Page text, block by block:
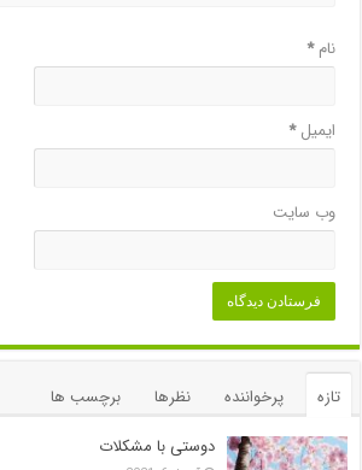
نام*
ایمیل*
وب‌ سایت
تازه پرخواننده نظرها
برچسب ها
دوستی با مشکلات